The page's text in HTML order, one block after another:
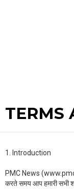
TERMS
1. Introduction
PMC News
करते समय आप हमारी सभी